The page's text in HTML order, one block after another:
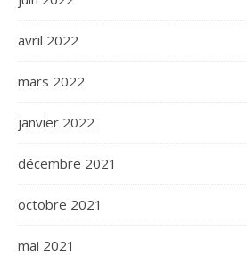
avril 2022
mars 2022
janvier 2022
décembre 2021
octobre 2021
mai 2021